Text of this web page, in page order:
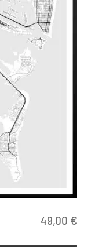
49,00 €